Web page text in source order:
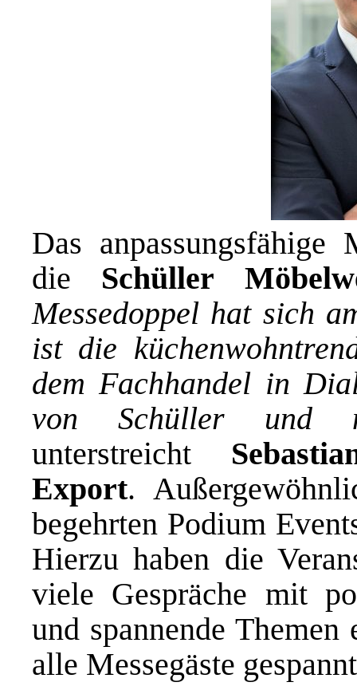
Das anpassungsfähige
die Schüller
Messedoppel hat sich
ist die
dem Fachhandel in
von Schüller und
unterstreicht
Export.
begehrten Podium
Hierzu haben die
viele Gespräche mit
und spannende
alle Messegäste